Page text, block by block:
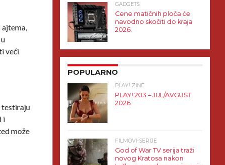
ajtema,
veći
testiraju
i
može
GADGETS
Cene matičnih ploča će
navodno skočiti do kraja
2026.
POPULARNO
PLAY! ZINE
PLAY! 203 – JUL/AVGUST
2026
FILMOVI-SERIJE
God of War TV serija traži
novog Kratosa nakon